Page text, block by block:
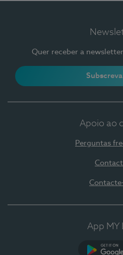
Quer receber a
Apoio ao
Perguntas
App MY